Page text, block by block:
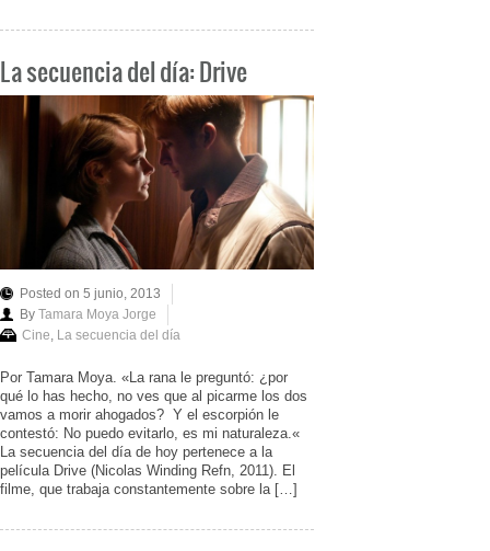
La secuencia del día: Drive
Posted on 5 junio, 2013
By Tamara Moya Jorge
Cine, La secuencia del día
Por Tamara Moya. «La rana le preguntó: ¿por
qué lo has hecho, no ves que al picarme los dos
vamos a morir ahogados? Y el escorpión le
contestó: No puedo evitarlo, es mi naturaleza.«
La secuencia del día de hoy pertenece a la
película Drive (Nicolas Winding Refn, 2011). El
filme, que trabaja constantemente sobre la […]